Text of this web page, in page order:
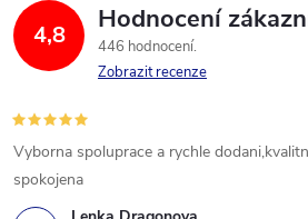
4,8 Hodnocení
446 hodnocení
Zobrazit recenze
Vyborna spoluprace a rychle
spokojena